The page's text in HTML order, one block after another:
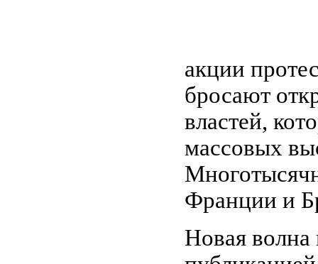
акции
бросают
властей,
массовых
Франции и
Новая волна